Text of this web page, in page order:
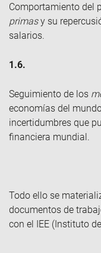
Comportamiento del
primasy su
salarios.
1.6.
Seguimiento de los
economías del
incertidumbres que
financiera mundial.
Todo ello se
documentos de
con el IEE (Instituto